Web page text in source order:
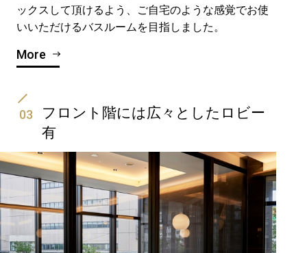
ックスして頂けるよう、ご自宅のような感覚でお使
いいただけるバスルームを目指しました。
More
03
フロント階には広々としたロビー
有